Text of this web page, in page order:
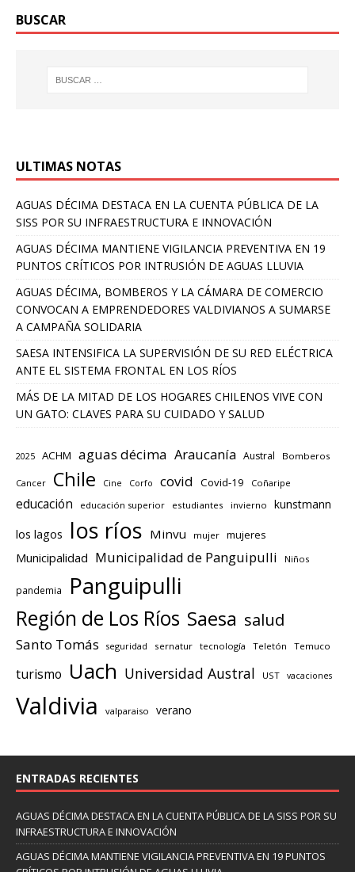
BUSCAR
ULTIMAS NOTAS
AGUAS DÉCIMA DESTACA EN LA CUENTA PÚBLICA DE LA
SISS POR SU INFRAESTRUCTURA E INNOVACIÓN
AGUAS DÉCIMA MANTIENE VIGILANCIA PREVENTIVA EN 19
PUNTOS CRÍTICOS POR INTRUSIÓN DE AGUAS LLUVIA
AGUAS DÉCIMA, BOMBEROS Y LA CÁMARA DE COMERCIO
CONVOCAN A EMPRENDEDORES VALDIVIANOS A SUMARSE
A CAMPAÑA SOLIDARIA
SAESA INTENSIFICA LA SUPERVISIÓN DE SU RED ELÉCTRICA
ANTE EL SISTEMA FRONTAL EN LOS RÍOS
MÁS DE LA MITAD DE LOS HOGARES CHILENOS VIVE CON
UN GATO: CLAVES PARA SU CUIDADO Y SALUD
2025 ACHM aguas décima Araucanía Austral Bomberos
Cancer Chile Cine Corfo covid Covid-19 Coñaripe
educación educación superior estudiantes invierno kunstmann
los lagos los ríos Minvu mujer mujeres
Municipalidad Municipalidad de Panguipulli Niños
pandemia Panguipulli
Región de Los Ríos Saesa salud
Santo Tomás seguridad sernatur tecnología Teletón Temuco
turismo Uach Universidad Austral UST vacaciones
Valdivia valparaiso verano
ENTRADAS RECIENTES
AGUAS DÉCIMA DESTACA EN LA CUENTA PÚBLICA DE LA SISS POR SU
INFRAESTRUCTURA E INNOVACIÓN
AGUAS DÉCIMA MANTIENE VIGILANCIA PREVENTIVA EN 19 PUNTOS